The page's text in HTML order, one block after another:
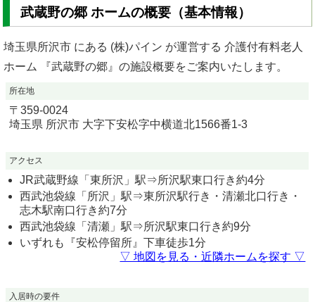
武蔵野の郷 ホームの概要（基本情報）
埼玉県所沢市 にある (株)パイン が運営する 介護付有料老人
ホーム 『武蔵野の郷』の施設概要をご案内いたします。
所在地
〒359-0024
埼玉県 所沢市 大字下安松字中横道北1566番1-3
アクセス
JR武蔵野線「東所沢」駅⇒所沢駅東口行き約4分
西武池袋線「所沢」駅⇒東所沢駅行き・清瀬北口行き・
志木駅南口行き約7分
西武池袋線「清瀬」駅⇒所沢駅東口行き約9分
いずれも『安松停留所』下車徒歩1分
▽ 地図を見る・近隣ホームを探す ▽
入居時の要件